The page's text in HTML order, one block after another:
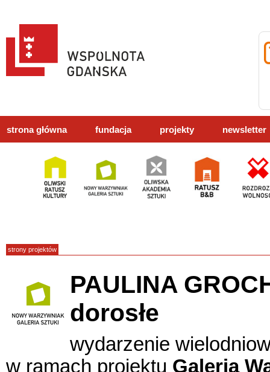
strona główna fundacja projekty newsletter
strony projektów
PAULINA
dorosłe
wydarzenie
w ramach projektu Galeria